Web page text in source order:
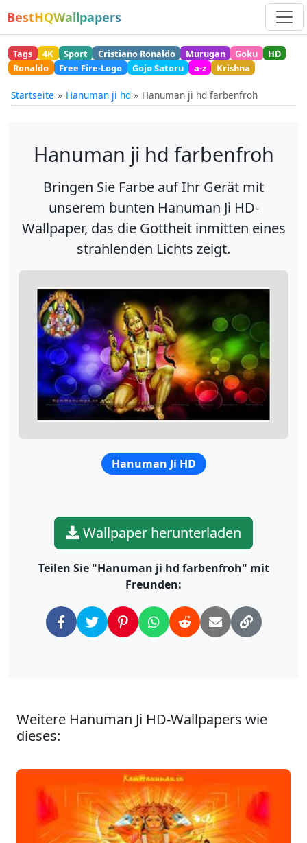
BestHQWallpapers
Tags 4K Sport Cristiano Ronaldo Murugan Goku
HD
Ronaldo
Free Fire-Logo Gojo Satoru a-z Krishna
Startseite Hanuman ji hd Hanuman ji hd farbenfroh
Hanuman ji hd farbenfroh
Bringen Sie Farbe auf Ihr Gerät mit
unserem bunten Hanuman Ji HD-
Wallpaper, das die Gottheit inmitten eines
strahlenden Lichts zeigt.
Hanuman Ji HD
Wallpaper herunterladen
Teilen Sie "Hanuman ji hd farbenfroh" mit
Freunden:
Weitere Hanuman Ji HD-Wallpapers wie
dieses: